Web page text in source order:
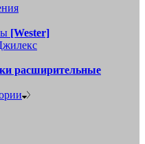
[Wester]
расширительные